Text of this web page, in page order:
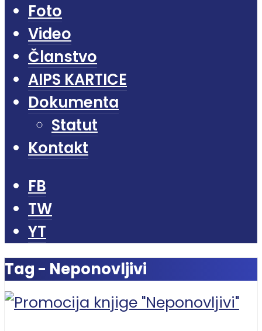
Foto
Video
Članstvo
AIPS KARTICE
Dokumenta
Statut
Kontakt
FB
TW
YT
Tag - Neponovljivi